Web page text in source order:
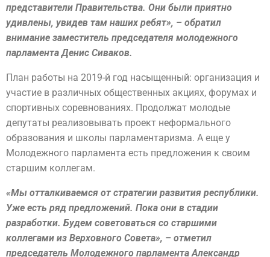
представители Правительства. Они были приятно
удивлены, увидев там наших ребят», – обратил
внимание заместитель председателя молодежного
парламента Денис Сиваков.
План работы на 2019-й год насыщенный: организация и
участие в различных общественных акциях, форумах и
спортивных соревнованиях. Продолжат молодые
депутаты реализовывать проект неформального
образования и школы парламентаризма. А еще у
Молодежного парламента есть предложения к своим
старшим коллегам.
«Мы отталкиваемся от стратегии развития республики.
Уже есть ряд предложений. Пока они в стадии
разработки. Будем советоваться со старшими
коллегами из Верховного Совета», – отметил
председатель Молодежного парламента Александр